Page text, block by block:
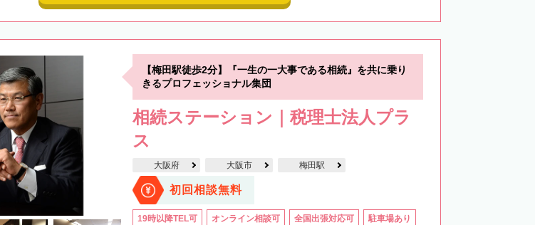
【梅田駅徒歩2分】『一生の一大事である相続』を共に乗り
きるプロフェッショナル集団
相続ステーション｜税理士法人プラ
ス
大阪府 大阪市 梅田駅
初回相談無料
19時以降TEL可 オンライン相談可 全国出張対応可 駐車場あり